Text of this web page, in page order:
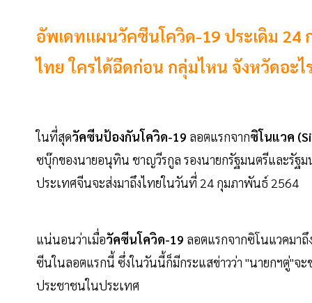
อัพเดทแผนวัคซีนโควิด-19 ประเดิม 24
ไทย ใครได้ฉีดก่อน กลุ่มไหน จังหวัดอะไ
ในที่สุดวัคซีนป้องกันโควิด-19 ลอตแรกจากซิโนแวค
ซบุ๊กของนายอนุทิน ชาญวีรกูล รองนายกรัฐมนตรีและรัฐ
ประเทศจีนจะส่งมาถึงไทยในวันที่ 24 กุมภาพันธ์ 2564
แน่นอนว่าเมื่อวัคซีนโควิด-19 ลอตแรกจากซิโนแวคมาถึ
ซีนในลอตแรกนี้ ซึ่งในวันนี้ก็มีกระแสข่าวว่า "นายกฯตู่"จ
ประชาชนในประเทศ